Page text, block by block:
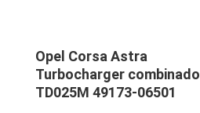
Opel Corsa Astra
Turbocharger combinado
TD025M 49173-06501